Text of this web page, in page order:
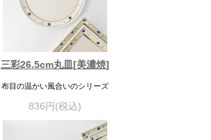
三彩26.5cm丸皿[美濃焼]
布目の温かい風合いのシリーズ
836円(税込)